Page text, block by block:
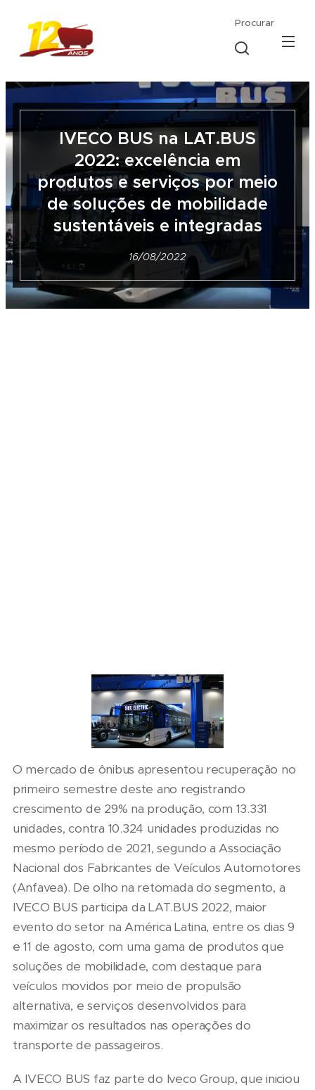
Procurar
IVECO BUS na LAT.BUS
2022: excelência em
produtos e serviços por meio
de soluções de mobilidade
sustentáveis e integradas
16/08/2022
O mercado de ônibus apresentou recuperação no
primeiro semestre deste ano registrando
crescimento de 29% na produção, com 13.331
unidades, contra 10.324 unidades produzidas no
mesmo período de 2021, segundo a Associação
Nacional dos Fabricantes de Veículos Automotores
(Anfavea). De olho na retomada do segmento, a
IVECO BUS participa da LAT.BUS 2022, maior
evento do setor na América Latina, entre os dias 9
e 11 de agosto, com uma gama de produtos que
soluções de mobilidade, com destaque para
veículos movidos por meio de propulsão
alternativa, e serviços desenvolvidos para
maximizar os resultados nas operações do
transporte de passageiros.
A IVECO BUS faz parte do Iveco Group, que iniciou